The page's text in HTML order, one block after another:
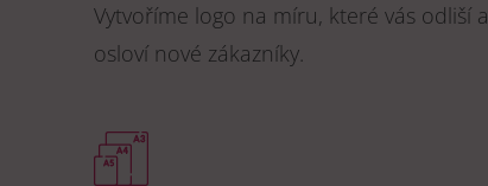
Vytvoříme logo na míru, které vás odliší a
osloví nové zákazníky.